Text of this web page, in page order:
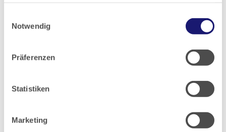
haben oder die sie im Rahmen Ihrer Nutzung der Dienste
Notwendig
Präferenzen
Statistiken
Marketing
2017
2016
2015